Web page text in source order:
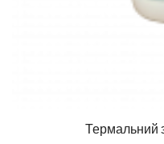
Термальний